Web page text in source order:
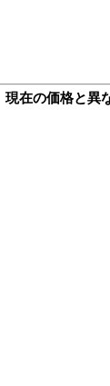
在の価格と異